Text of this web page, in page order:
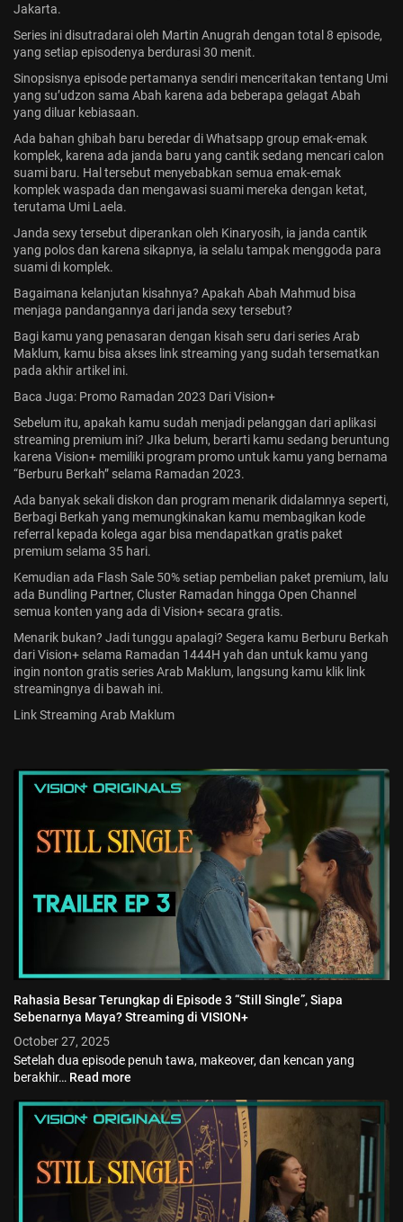
Rahasia Besar Terungkap di Episode 3 “Still Single”, Siapa
Sebenarnya Maya? Streaming di VISION+
October 27, 2025
Setelah dua episode penuh tawa, makeover, dan kencan yang
berakhir… Read more
Jakarta.
Series ini disutradarai oleh Martin Anugrah dengan total 8 episode,
yang setiap episodenya berdurasi 30 menit.
Sinopsisnya episode pertamanya sendiri menceritakan tentang Umi
yang su’udzon sama Abah karena ada beberapa gelagat Abah
yang diluar kebiasaan.
Ada bahan ghibah baru beredar di Whatsapp group emak-emak
komplek, karena ada janda baru yang cantik sedang mencari calon
suami baru. Hal tersebut menyebabkan semua emak-emak
komplek waspada dan mengawasi suami mereka dengan ketat,
terutama Umi Laela.
Janda sexy tersebut diperankan oleh Kinaryosih, ia janda cantik
yang polos dan karena sikapnya, ia selalu tampak menggoda para
suami di komplek.
Bagaimana kelanjutan kisahnya? Apakah Abah Mahmud bisa
menjaga pandangannya dari janda sexy tersebut?
Bagi kamu yang penasaran dengan kisah seru dari series Arab
Maklum, kamu bisa akses link streaming yang sudah tersematkan
pada akhir artikel ini.
Baca Juga: Promo Ramadan 2023 Dari Vision+
Sebelum itu, apakah kamu sudah menjadi pelanggan dari aplikasi
streaming premium ini? JIka belum, berarti kamu sedang beruntung
karena Vision+ memiliki program promo untuk kamu yang bernama
“Berburu Berkah” selama Ramadan 2023.
Ada banyak sekali diskon dan program menarik didalamnya seperti,
Berbagi Berkah yang memungkinakan kamu membagikan kode
referral kepada kolega agar bisa mendapatkan gratis paket
premium selama 35 hari.
Kemudian ada Flash Sale 50% setiap pembelian paket premium, lalu
ada Bundling Partner, Cluster Ramadan hingga Open Channel
semua konten yang ada di Vision+ secara gratis.
Menarik bukan? Jadi tunggu apalagi? Segera kamu Berburu Berkah
dari Vision+ selama Ramadan 1444H yah dan untuk kamu yang
ingin nonton gratis series Arab Maklum, langsung kamu klik link
streamingnya di bawah ini.
Link Streaming Arab Maklum